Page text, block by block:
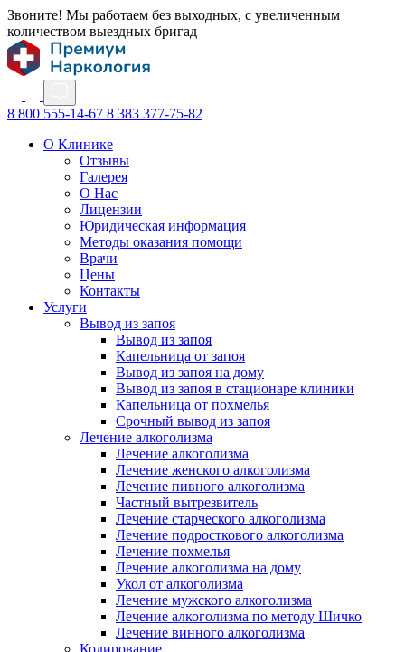
Звоните! Мы работаем без выходных, с увеличенным
количеством выездных бригад
8 800 555-14-67 8 383 377-75-82
О Клинике
Отзывы
Галерея
О Нас
Лицензии
Юридическая информация
Методы оказания помощи
Врачи
Цены
Контакты
Услуги
Вывод из запоя
Вывод из запоя
Капельница от запоя
Вывод из запоя на дому
Вывод из запоя в стационаре клиники
Капельница от похмелья
Срочный вывод из запоя
Лечение алкоголизма
Лечение алкоголизма
Лечение женского алкоголизма
Лечение пивного алкоголизма
Частный вытрезвитель
Лечение старческого алкоголизма
Лечение подросткового алкоголизма
Лечение похмелья
Лечение алкоголизма на дому
Укол от алкоголизма
Лечение мужского алкоголизма
Лечение алкоголизма по методу Шичко
Лечение винного алкоголизма
Кодирование